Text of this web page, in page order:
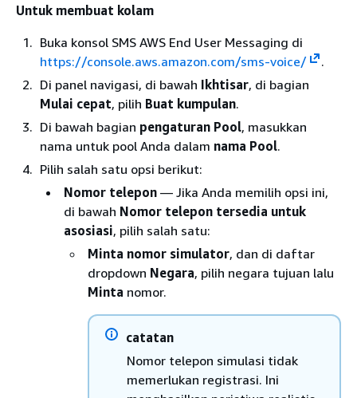
Untuk membuat kolam
Buka konsol SMS AWS End User Messaging di
https://console.aws.amazon.com/sms-voice/
.
Di panel navigasi, di bawah Ikhtisar, di bagian
Mulai cepat, pilih Buat kumpulan.
Di bawah bagian pengaturan Pool, masukkan
nama untuk pool Anda dalam nama Pool.
Pilih salah satu opsi berikut:
Nomor telepon — Jika Anda memilih opsi ini,
di bawah Nomor telepon tersedia untuk
asosiasi, pilih salah satu:
Minta nomor simulator, dan di daftar
dropdown Negara, pilih negara tujuan lalu
Minta nomor.
catatan
Nomor telepon simulasi tidak
memerlukan registrasi. Ini